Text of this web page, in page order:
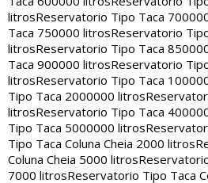
litrosReservatorio Tipo Taca
Taca 750000 litrosReservatorio
litrosReservatorio Tipo Taca
Taca 900000 litrosReservatorio
litrosReservatorio Tipo Taca
Tipo Taca 2000000 litros
litrosReservatorio Tipo Taca
Tipo Taca 5000000 litros
Tipo Taca Coluna Cheia 2000 litros
Coluna Cheia 5000 litros
7000 litrosReservatorio Tipo Taca